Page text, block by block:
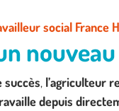
social France
succès, l’agriculteur
depuis